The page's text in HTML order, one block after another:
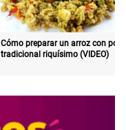
Cómo preparar un arroz con pollo
tradicional riquísimo (VIDEO)